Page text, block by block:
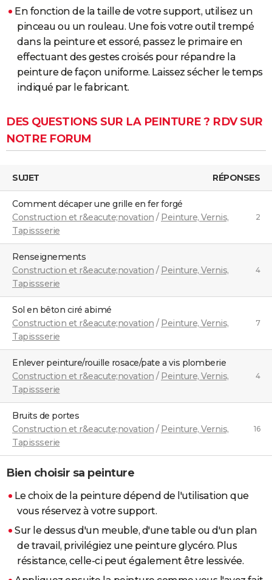
En fonction de la taille de votre support, utilisez un
pinceau ou un rouleau. Une fois votre outil trempé
dans la peinture et essoré, passez le primaire en
effectuant des gestes croisés pour répandre la
peinture de façon uniforme. Laissez sécher le temps
indiqué par le fabricant.
DES QUESTIONS SUR LA PEINTURE ? RDV SUR
NOTRE FORUM
SUJET RÉPONSES
comment décaper une grille en fer forgé
Construction et r&eacute;novation / Peinture, Vernis,
Tapissserie
2
Renseignements
Construction et r&eacute;novation / Peinture, Vernis,
Tapissserie
4
Sol en bêton ciré abimé
Construction et r&eacute;novation / Peinture, Vernis,
Tapissserie
7
Enlever peinture/rouille rosace/pate a vis plomberie
Construction et r&eacute;novation / Peinture, Vernis,
Tapissserie
4
Bruits de portes
Construction et r&eacute;novation / Peinture, Vernis,
Tapissserie
16
Bien choisir sa peinture
Le choix de la peinture dépend de l'utilisation que
vous réservez à votre support.
Sur le dessus d'un meuble, d'une table ou d'un plan
de travail, privilégiez une peinture glycéro. Plus
résistance, celle-ci peut également être lessivée.